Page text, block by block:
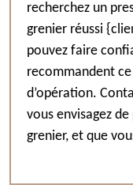
recherchez un
grenier réussi
pouvez faire
recommandent
d’opération.
vous envisagez
grenier, et que